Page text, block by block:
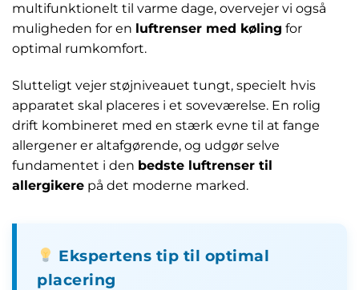
multifunktionelt til varme dage, overvejer vi også
muligheden for en luftrenser med køling for
optimal rumkomfort.
Slutteligt vejer støjniveauet tungt, specielt hvis
apparatet skal placeres i et soveværelse. En rolig
drift kombineret med en stærk evne til at fange
allergener er altafgørende, og udgør selve
fundamentet i den bedste luftrenser til
allergikere på det moderne marked.
Ekspertens tip til optimal
placering